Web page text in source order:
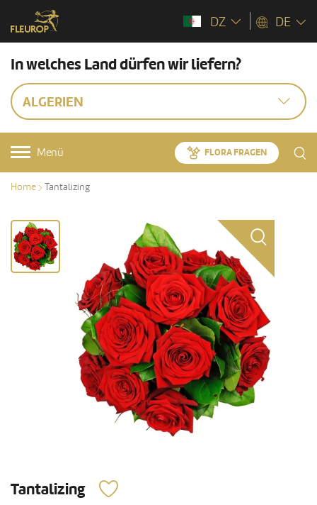
DZ DE
In welches Land dürfen wir liefern?
ALGERIEN
Menü FLORA FRAGEN
Home Tantalizing
Tantalizing